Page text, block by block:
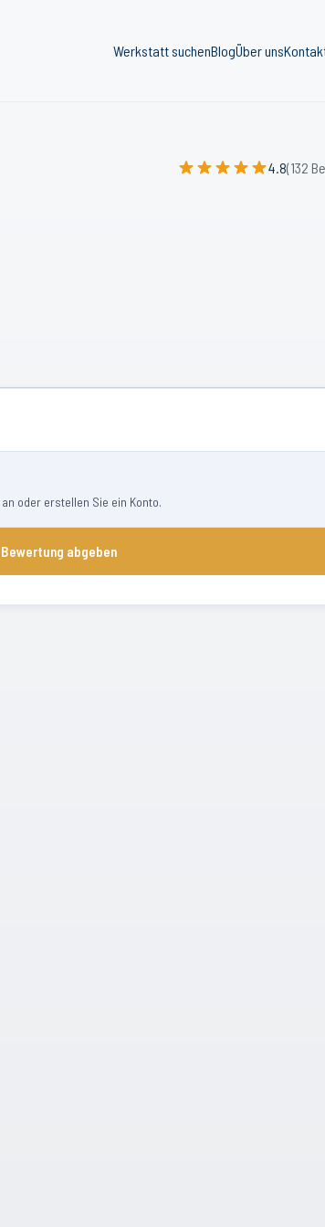
Werkstatt suchenBlogÜber uns
4.8(132
oder erstellen Sie ein Konto.
abgeben